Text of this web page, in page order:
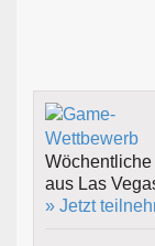
aus Las
» Jetzt